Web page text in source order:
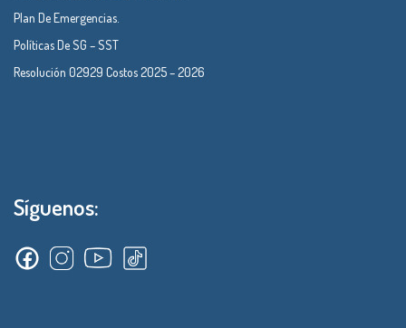
Plan De Emergencias.
Políticas De SG – SST
Resolución 02929 Costos 2025 – 2026
Síguenos: